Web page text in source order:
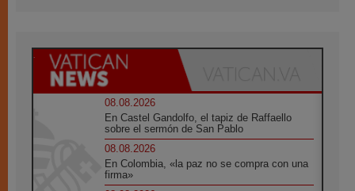
08.08.2026
En Castel Gandolfo, el tapiz de Raffaello
sobre el sermón de San Pablo
08.08.2026
En Colombia, «la paz no se compra con una
firma»